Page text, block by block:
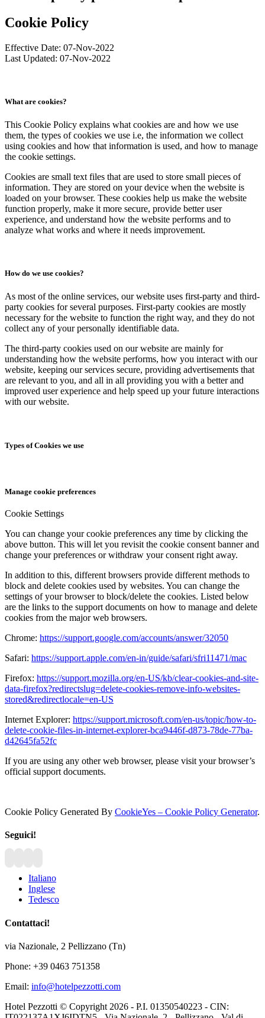
Cookie Policy
Effective Date: 07-Nov-2022
Last Updated: 07-Nov-2022
What are cookies?
This Cookie Policy explains what cookies are and how we use
them, the types of cookies we use i.e, the information we collect
using cookies and how that information is used, and how to manage
the cookie settings.
Cookies are small text files that are used to store small pieces of
information. They are stored on your device when the website is
loaded on your browser. These cookies help us make the website
function properly, make it more secure, provide better user
experience, and understand how the website performs and to
analyze what works and where it needs improvement.
How do we use cookies?
As most of the online services, our website uses first-party and third-
party cookies for several purposes. First-party cookies are mostly
necessary for the website to function the right way, and they do not
collect any of your personally identifiable data.
The third-party cookies used on our website are mainly for
understanding how the website performs, how you interact with our
website, keeping our services secure, providing advertisements that
are relevant to you, and all in all providing you with a better and
improved user experience and help speed up your future interactions
with our website.
Types of Cookies we use
Manage cookie preferences
Cookie Settings
You can change your cookie preferences any time by clicking the
above button. This will let you revisit the cookie consent banner and
change your preferences or withdraw your consent right away.
In addition to this, different browsers provide different methods to
block and delete cookies used by websites. You can change the
settings of your browser to block/delete the cookies. Listed below
are the links to the support documents on how to manage and delete
cookies from the major web browsers.
Chrome: https://support.google.com/accounts/answer/32050
Safari: https://support.apple.com/en-in/guide/safari/sfri11471/mac
Firefox: https://support.mozilla.org/en-US/kb/clear-cookies-and-site-
data-firefox?redirectslug=delete-cookies-remove-info-websites-
stored&redirectlocale=en-US
Internet Explorer: https://support.microsoft.com/en-us/topic/how-to-
delete-cookie-files-in-internet-explorer-bca9446f-d873-78de-77ba-
d42645fa52fc
If you are using any other web browser, please visit your browser’s
official support documents.
Cookie Policy Generated By CookieYes – Cookie Policy Generator.
Seguici!
Italiano
Inglese
Tedesco
Contattaci!
via Nazionale, 2 Pellizzano (Tn)
Phone: +39 0463 751358
Email: info@hotelpezzotti.com
Hotel Pezzotti © Copyright 2026 - P.I. 01350540223 - CIN: